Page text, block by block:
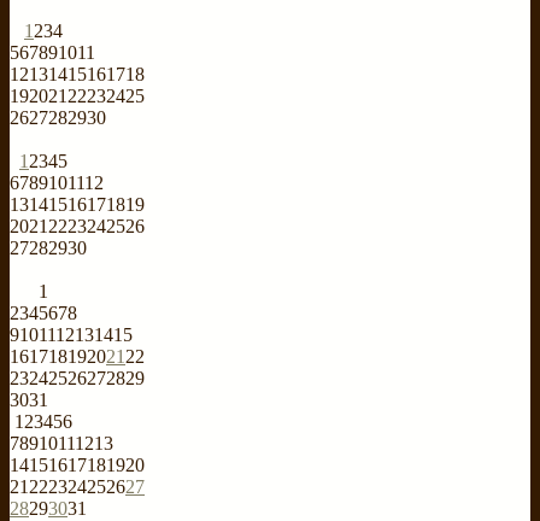
1 234
567891011
12131415161718
192021 22232425
2627282930
1 2345
6789101112
13141516171819
2021 2223242526
27282930
1
2345678
9101112131415
161718192021 22
23242526272829
3031
1 23456
78910111213
14151617181920
21 222324252627
28293031